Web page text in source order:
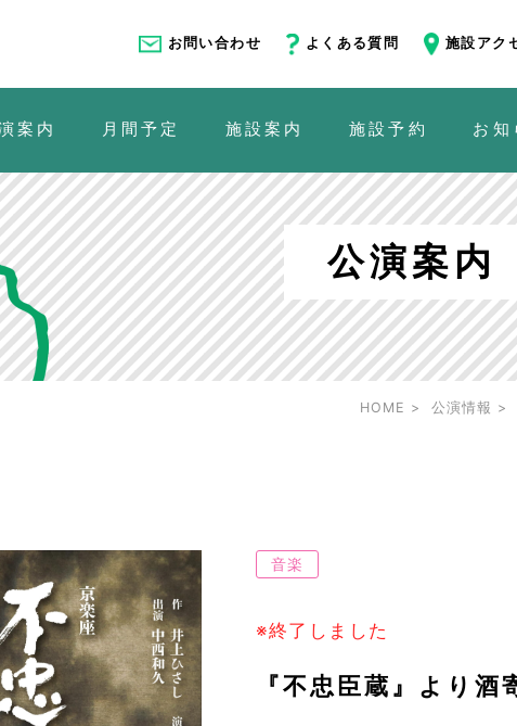
お問い合わせ よくある質問 施設アク
案内 月間予定 施設案内 施設予約 お知
公演案内
HOME 公演情報
音楽
※終了しました
『不忠臣蔵』より